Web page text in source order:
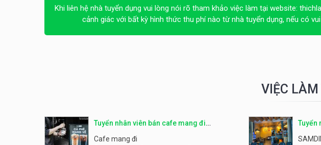
Khi liên hệ nhà tuyển dụng vui lòng nói rõ tham khảo việc làm tại website:
cảnh giác với bất kỳ hình thức thu phí nào từ nhà tuyển dụng, nếu có
VIỆC LÀM
Tuyển nhân viên bán cafe mang đi
parttime, fulltime
Cafe mang đi
Tuyển